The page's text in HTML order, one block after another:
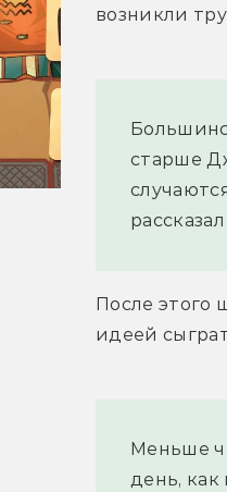
возникли
старше
После этого
идеей
Меньше
день, как